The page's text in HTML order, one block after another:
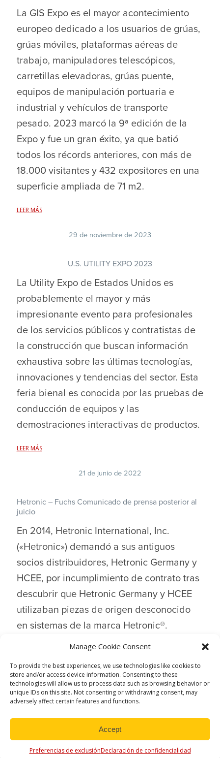
Manage Cookie Consent
To provide the best experiences, we use technologies like cookies to
store and/or access device information. Consenting to these
technologies will allow us to process data such as browsing behavior or
unique IDs on this site. Not consenting or withdrawing consent, may
adversely affect certain features and functions.
Accept
Preferencias de exclusiónDeclaración de confidencialidad
La GIS Expo es el mayor acontecimiento
europeo dedicado a los usuarios de grúas,
grúas móviles, plataformas aéreas de
trabajo, manipuladores telescópicos,
carretillas elevadoras, grúas puente,
equipos de manipulación portuaria e
industrial y vehículos de transporte
pesado. 2023 marcó la 9ª edición de la
Expo y fue un gran éxito, ya que batió
todos los récords anteriores, con más de
18.000 visitantes y 432 expositores en una
superficie ampliada de 71 m2.
LEER MÁS
U.S. UTILITY EXPO 2023
29 de noviembre de 2023
La Utility Expo de Estados Unidos es
probablemente el mayor y más
impresionante evento para profesionales
de los servicios públicos y contratistas de
la construcción que buscan información
exhaustiva sobre las últimas tecnologías,
innovaciones y tendencias del sector. Esta
feria bienal es conocida por las pruebas de
conducción de equipos y las
demostraciones interactivas de productos.
LEER MÁS
Hetronic – Fuchs Comunicado de prensa posterior al
juicio
21 de junio de 2022
En 2014, Hetronic International, Inc.
(«Hetronic») demandó a sus antiguos
socios distribuidores, Hetronic Germany y
HCEE, por incumplimiento de contrato tras
descubrir que Hetronic Germany y HCEE
utilizaban piezas de origen desconocido
en sistemas de la marca Hetronic®.
Copyright © 2026 by Hetronic International, All Rights Reserved.